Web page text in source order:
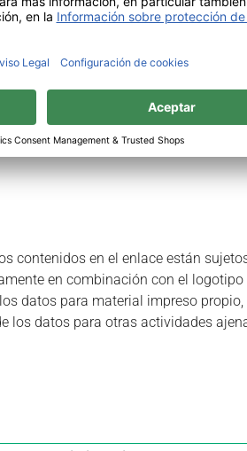
pulse la tecla derecha del ratón
contenidos en el enlace están
en combinación con el
datos para material impreso
los datos para otras actividades